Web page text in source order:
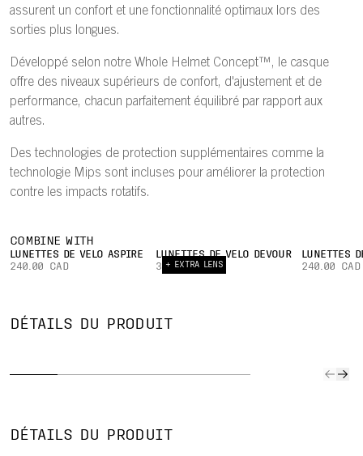
assurent un confort et une fonctionnalité optimaux lors des
sorties plus longues.
Développé selon notre Whole Helmet Concept™, le casque
offre des niveaux supérieurs de confort, d'ajustement et de
performance, chacun parfaitement équilibré par rapport aux
autres.
Des technologies de protection supplémentaires comme la
technologie Mips sont incluses pour améliorer la protection
contre les impacts rotatifs.
COMBINE WITH
LUNETTES DE VÉLO ASPIRE
240.00 CAD
+ EXTRA LENS
LUNETTES DE VÉLO DEVOUR
350.00 CAD
LUNETTES
240.00 CAD
DÉTAILS DU PRODUIT
PROFIL
FIN
360°
RÉGLABLE
facilement un
DÉTAILS DU PRODUIT